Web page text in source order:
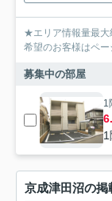
★エリア情報量最大
希望のお客様はペ
募集中の部屋
1
京成津田沼の